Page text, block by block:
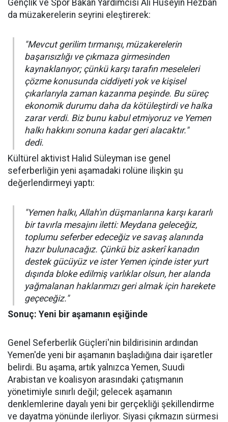
Gençlik ve Spor Bakan Yardımcısı Ali Hüseyin Hezban
da müzakerelerin seyrini eleştirerek:
"Mevcut gerilim tırmanışı, müzakerelerin
başarısızlığı ve çıkmaza girmesinden
kaynaklanıyor; çünkü karşı tarafın meseleleri
çözme konusunda ciddiyeti yok ve kişisel
çıkarlarıyla zaman kazanma peşinde. Bu süreç
ekonomik durumu daha da kötüleştirdi ve halka
zarar verdi. Biz bunu kabul etmiyoruz ve Yemen
halkı hakkını sonuna kadar geri alacaktır."
dedi.
Kültürel aktivist Halid Süleyman ise genel
seferberliğin yeni aşamadaki rolüne ilişkin şu
değerlendirmeyi yaptı:
"Yemen halkı, Allah'ın düşmanlarına karşı kararlı
bir tavırla mesajını iletti: Meydana geleceğiz,
toplumu seferber edeceğiz ve savaş alanında
hazır bulunacağız. Çünkü biz askerî kanadın
destek gücüyüz ve ister Yemen içinde ister yurt
dışında bloke edilmiş varlıklar olsun, her alanda
yağmalanan haklarımızı geri almak için harekete
geçeceğiz."
Sonuç: Yeni bir aşamanın eşiğinde
Genel Seferberlik Güçleri'nin bildirisinin ardından
Yemen'de yeni bir aşamanın başladığına dair işaretler
belirdi. Bu aşama, artık yalnızca Yemen, Suudi
Arabistan ve koalisyon arasındaki çatışmanın
yönetimiyle sınırlı değil; gelecek aşamanın
denklemlerine dayalı yeni bir gerçekliği şekillendirme
ve dayatma yönünde ilerliyor. Siyasi çıkmazın sürmesi